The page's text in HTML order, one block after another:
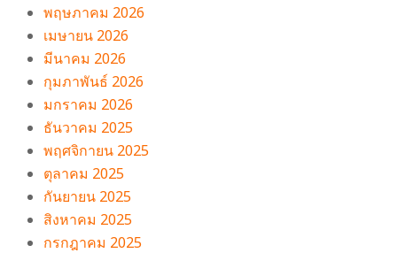
พฤษภาคม 2026
เมษายน 2026
มีนาคม 2026
กุมภาพันธ์ 2026
มกราคม 2026
ธันวาคม 2025
พฤศจิกายน 2025
ตุลาคม 2025
กันยายน 2025
สิงหาคม 2025
กรกฎาคม 2025